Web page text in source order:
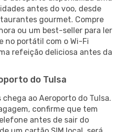
antes do voo, desde
gourmet. Compre
ou um best-seller para ler
no portátil com o Wi-Fi
refeição deliciosa antes da
do Tulsa
ao Aeroporto do Tulsa.
confirme que tem
antes de sair do